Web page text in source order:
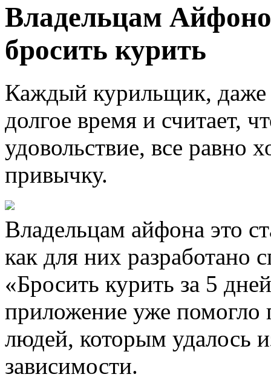
Владельцам
бросить курить
Каждый курильщик, даже
долгое время и считает,
удовольствие, все равно
привычку.
Владельцам айфона это
как для них разработано
«Бросить курить за 5
приложение уже помогло
людей, которым удалось
зависимости.